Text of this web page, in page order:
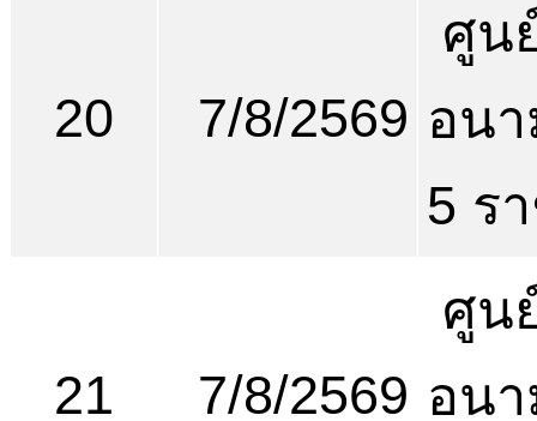
20 7/8/2569
ศูน
อน
5 ร
21 7/8/2569
ศูน
อน